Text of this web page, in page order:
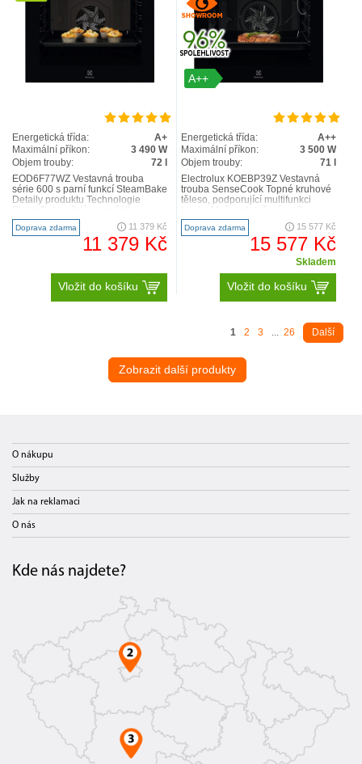
Energetická třída:
A+
Maximální příkon:
3 490 W
Objem trouby:
72 l
EOD6F77WZ Vestavná trouba
série 600 s parní funkcí SteamBake
Detaily produktu Technologie
pečení k horkému vzduchu pár..
Doprava zdarma 11 379 Kč
11 379 Kč
Vložit do košíku
A++
Energetická třída:
A++
Maximální příkon:
3 500 W
Objem trouby:
71 l
Electrolux KOEBP39Z Vestavná
trouba SenseCook Topné kruhové
těleso, podporující multifunkci
úrovních najednou Fun..
Doprava zdarma 15 577 Kč
15 577 Kč
Skladem
Vložit do košíku
1 2 3 ... 26 Další
Zobrazit další produkty
O nákupu
Služby
Jak na reklamaci
O nás
Kde nás najdete?